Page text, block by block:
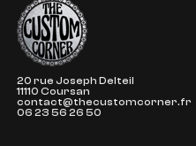
20 rue Joseph Delteil
11110 Coursan
contact@thecustomcorner.fr
06 23 56 26 50